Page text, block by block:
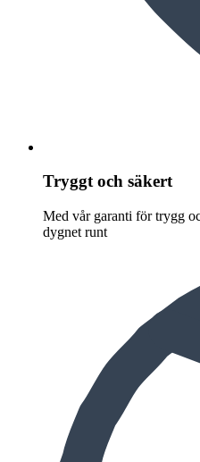
Tryggt och säkert
Med vår garanti för trygg
dygnet runt